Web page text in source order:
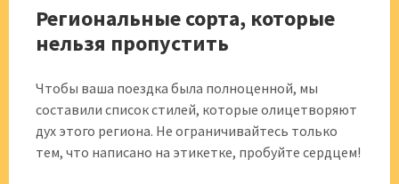
Региональные сорта, которые
нельзя пропустить
Чтобы ваша поездка была полноценной, мы
составили список стилей, которые олицетворяют
дух этого региона. Не ограничивайтесь только
тем, что написано на этикетке, пробуйте сердцем!